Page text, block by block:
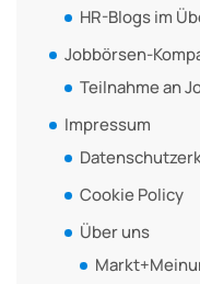
HR-Blogs im
Jobbörsen-
Teilnahme an
Impressum
Cookie Policy
Über uns